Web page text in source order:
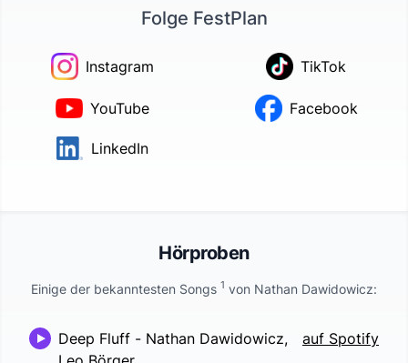
Folge FestPlan
Instagram TikTok
YouTube Facebook
LinkedIn
Hörproben
Einige der bekanntesten Songs 1 von Nathan Dawidowicz:
Deep Fluff - Nathan Dawidowicz,
auf Spotify